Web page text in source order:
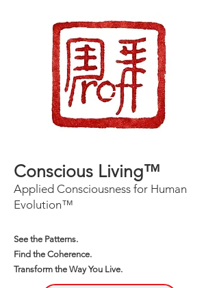
Conscious Living™
Applied Consciousness for Human
Evolution™
See the Patterns.
Find the Coherence.
Transform the Way You Live.